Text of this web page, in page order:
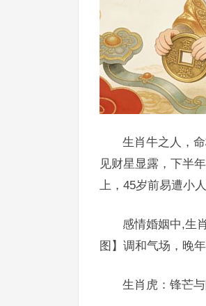
生肖牛之人，
见财星显露，下半
上，45岁前易遭小
感情婚姻中,生
图】调和气场，晚
生肖虎：锋芒